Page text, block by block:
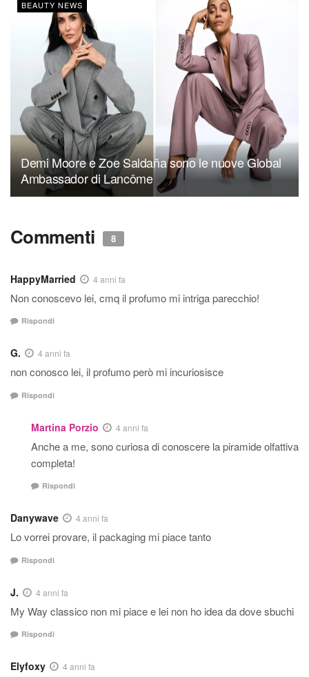
BEAUTY NEWS
Demi Moore e Zoe Saldaña sono le nuove Global
Ambassador di Lancôme
Commenti 8
HappyMarried 4 anni fa
Non conoscevo lei, cmq il profumo mi intriga parecchio!
Rispondi
G. 4 anni fa
non conosco lei, il profumo però mi incuriosisce
Rispondi
Martina Porzio 4 anni fa
Anche a me, sono curiosa di conoscere la piramide olfattiva
completa!
Rispondi
Danywave 4 anni fa
Lo vorrei provare, il packaging mi piace tanto
Rispondi
J. 4 anni fa
My Way classico non mi piace e lei non ho idea da dove sbuchi
Rispondi
Elyfoxy 4 anni fa